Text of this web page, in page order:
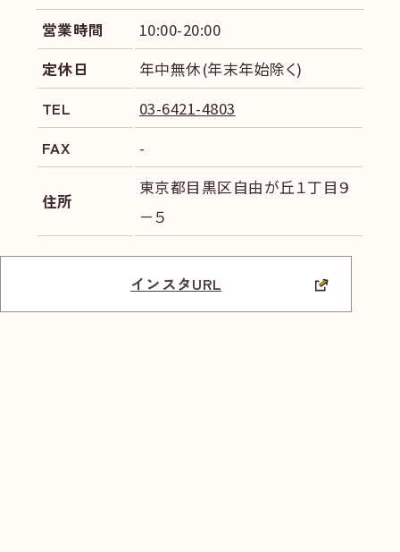
営業時間
10:00-20:00
定休日
年中無休(年末年始除く)
TEL
03-6421-4803
FAX
-
住所
東京都目黒区自由が丘１丁目９
－５
インスタURL